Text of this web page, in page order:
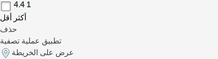
4.4 1
أكثر
أقل
حذف
تطبيق عملية تصفية
عرض على الخريطة